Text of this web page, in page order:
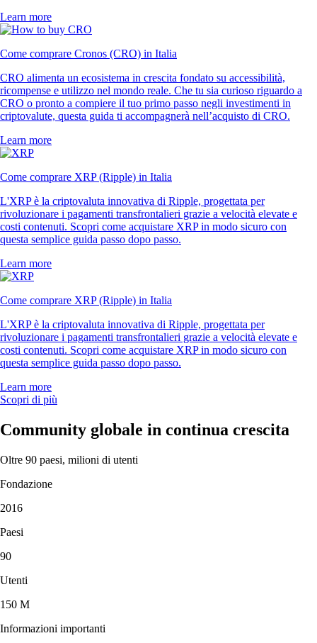
Learn more
Come comprare Cronos (CRO) in Italia
CRO alimenta un ecosistema in crescita fondato su accessibilità,
ricompense e utilizzo nel mondo reale. Che tu sia curioso riguardo a
CRO o pronto a compiere il tuo primo passo negli investimenti in
criptovalute, questa guida ti accompagnerà nell’acquisto di CRO.
Learn more
Come comprare XRP (Ripple) in Italia
L'XRP è la criptovaluta innovativa di Ripple, progettata per
rivoluzionare i pagamenti transfrontalieri grazie a velocità elevate e
costi contenuti. Scopri come acquistare XRP in modo sicuro con
questa semplice guida passo dopo passo.
Learn more
Come comprare XRP (Ripple) in Italia
L'XRP è la criptovaluta innovativa di Ripple, progettata per
rivoluzionare i pagamenti transfrontalieri grazie a velocità elevate e
costi contenuti. Scopri come acquistare XRP in modo sicuro con
questa semplice guida passo dopo passo.
Learn more
Scopri di più
Community globale in continua crescita
Oltre 90 paesi, milioni di utenti
Fondazione
2016
Paesi
90
Utenti
150 M
Informazioni importanti